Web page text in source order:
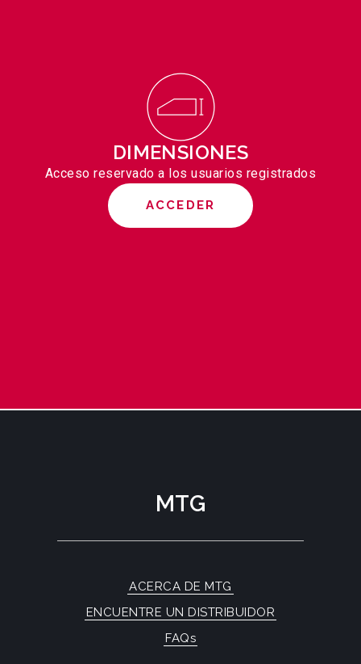
DIMENSIONES
Acceso reservado a los usuarios registrados
ACCEDER
MTG
ACERCA DE MTG
ENCUENTRE UN DISTRIBUIDOR
FAQs